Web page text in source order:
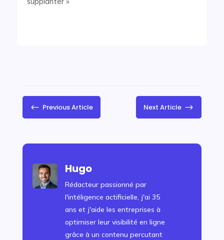
# Previous Article Next Article $
Hugo
Rédacteur passionné par
l'intéligence actificielle, j'ai 35
ans et j'aide les entreprises à
optimiser leur visibilité en ligne
grâce à un contenu percutant